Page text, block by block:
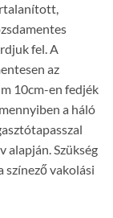
fel. A
az
10cm-en fedjék
a háló
alapján. Szükség
színező vakolási